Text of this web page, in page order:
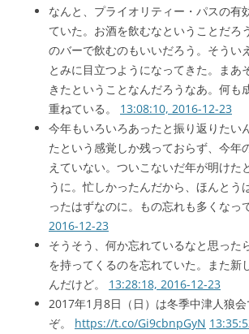
なんと、プライオリティー・パスの有
ていた。お酒を飲むなということだろ
のバーで飲むのもいいだろう。そうい
とみに目立つようになってきた。まあ
きたということなんだろうなあ。何も
重ねている。 13:08:10, 2016-12-23
今年もいろいろあったと振り返りたい
たという感覚しか残っておらず、今年
えていない。ついこないだ年が明けた
うに。忙しかったんだから、ほんとう
ったはずなのに。もの忘れも多くなっ
2016-12-23
そうそう、何か忘れているなと思った
を持ってくるのを忘れていた。また新
んだけど。 13:28:18, 2016-12-23
2017年1月8日（日）は冬季中津人狼会
ぞ。 https://t.co/Gi9cbnpGyN